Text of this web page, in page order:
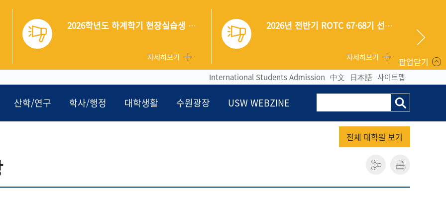
2026학년도 하계학기 현장실습생 후서류 제출 안내 2026년 전반기 ROTC 67⋅68기 선발안내
자세히보기
교내 전체건물 정기소독 안내(협조)
자세히보기
팝업닫기
International Students Admission 中文 日本語 사이트맵
산학/연구 학사/행정 대학생활 수원광장 USW WEBZINE
전체 대학원 보기